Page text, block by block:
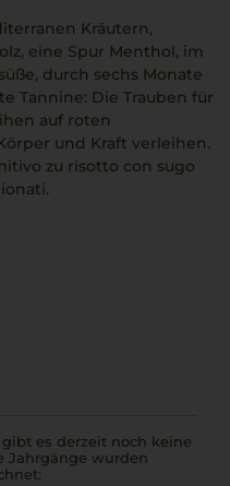
Kräutern,
eine Spur Menthol, im
durch sechs Monate
Tannine: Die Trauben für
auf roten
und Kraft verleihen.
zu risotto con sugo
es derzeit noch keine
Jahrgänge wurden